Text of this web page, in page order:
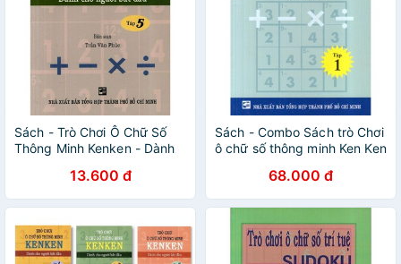
Sách - Trò Chơi Ô Chữ Số
Thông Minh Kenken - Dành
13.600 đ
Sách - Combo Sách trò Chơi
ô chữ số thông minh Ken Ken
68.000 đ